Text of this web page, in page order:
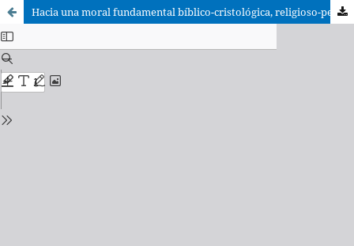
Hacia una moral fundamental bíblico-cristológica, religioso-personalista y dialógico-responsorial (OT 16)